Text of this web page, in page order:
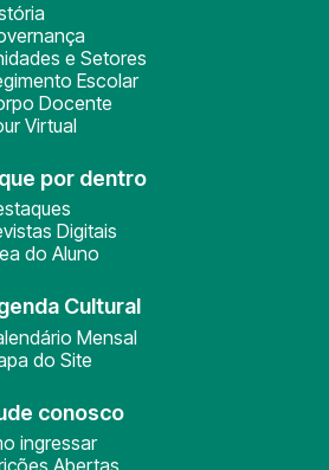
e Setores
Escolar
Docente
Virtual
por dentro
Digitais
do Aluno
Cultural
Mensal
do Site
conosco
ingressar
Abertas